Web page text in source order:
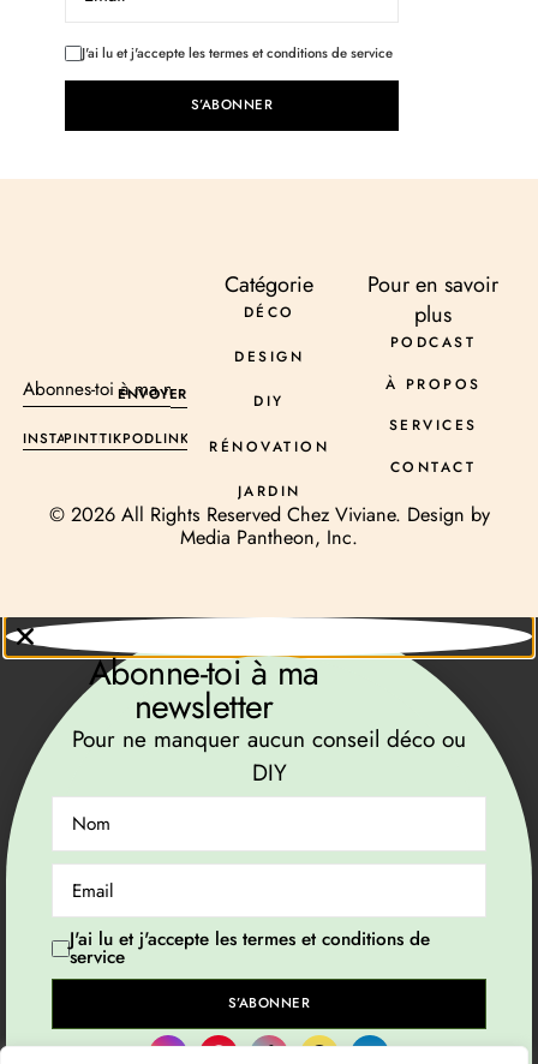
We value your privacy
We use cookies to enhance your browsing experience,
serve personalised ads or content, and analyse our traffic.
By clicking "Accept All", you consent to our use of cookies.
J'ai lu et j'accepte les termes et conditions de service
S’ABONNER
Catégorie
DÉCO
DESIGN
DIY
RÉNOVATION
JARDIN
ENVOYER
INSTAGRAM
PINTEREST
TIKTOK
PODCASTLINKEDIN
Pour en savoir
plus
PODCAST
À PROPOS
SERVICES
CONTACT
© 2026 All Rights Reserved Chez Viviane. Design by
Media Pantheon, Inc.
Abonne-toi à ma
newsletter
Pour ne manquer aucun conseil déco ou
DIY
J'ai lu et j'accepte les termes et conditions de
service
S’ABONNER